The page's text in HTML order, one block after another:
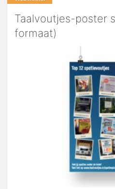
Taalvoutjes-poster
formaat)